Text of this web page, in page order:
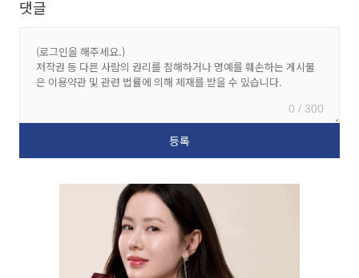
댓글
0 / 300